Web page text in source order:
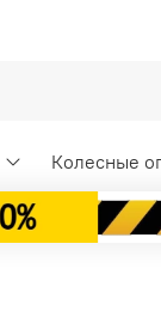
Колесные